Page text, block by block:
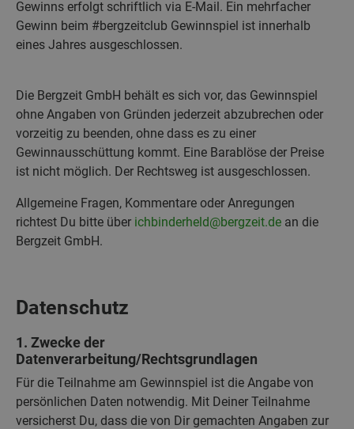
Gewinns erfolgt schriftlich via E-Mail. Ein mehrfacher
Gewinn beim #bergzeitclub Gewinnspiel ist innerhalb
eines Jahres ausgeschlossen.
Die Bergzeit GmbH behält es sich vor, das Gewinnspiel
ohne Angaben von Gründen jederzeit abzubrechen oder
vorzeitig zu beenden, ohne dass es zu einer
Gewinnausschüttung kommt. Eine Barablöse der Preise
ist nicht möglich. Der Rechtsweg ist ausgeschlossen.
Allgemeine Fragen, Kommentare oder Anregungen
richtest Du bitte über ichbinderheld@bergzeit.de an die
Bergzeit GmbH.
Datenschutz
1. Zwecke der
Datenverarbeitung/Rechtsgrundlagen
Für die Teilnahme am Gewinnspiel ist die Angabe von
persönlichen Daten notwendig. Mit Deiner Teilnahme
versicherst Du, dass die von Dir gemachten Angaben zur